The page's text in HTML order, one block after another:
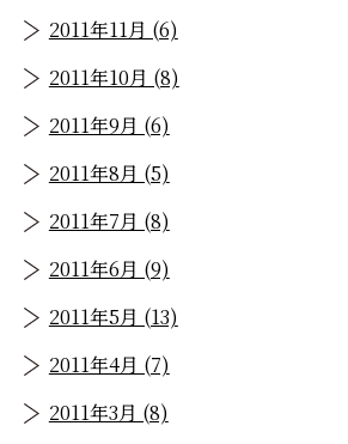
2011年11月 (6)
2011年10月 (8)
2011年9月 (6)
2011年8月 (5)
2011年7月 (8)
2011年6月 (9)
2011年5月 (13)
2011年4月 (7)
2011年3月 (8)